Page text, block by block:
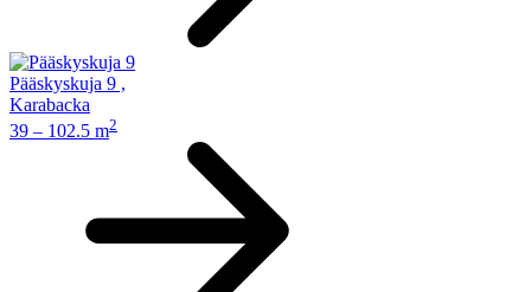
Pääskyskuja 9 ,
Karabacka
39 – 102.5 m2